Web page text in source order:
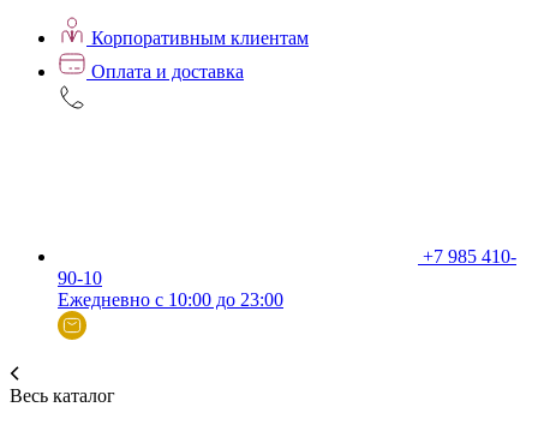
Корпоративным клиентам
Оплата и доставка
+7 985 410-
90-10
Ежедневно с 10:00 до 23:00
Весь каталог